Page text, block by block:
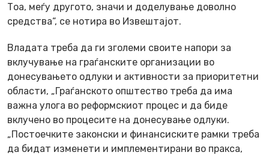
Тоа, меѓу другото, значи и доделување доволно
средства“, се нотира во Извештајот.
Владата треба да ги зголеми своите напори за
вклучување на граѓанските организации во
донесувањето одлуки и активности за приоритетни
области, „Граѓанското општество треба да има
важна улога во реформскиот процес и да биде
вклучено во процесите на донесување одлуки.
„Постоечките законски и финансиските рамки треба
да бидат изменети и имплементирани во пракса,